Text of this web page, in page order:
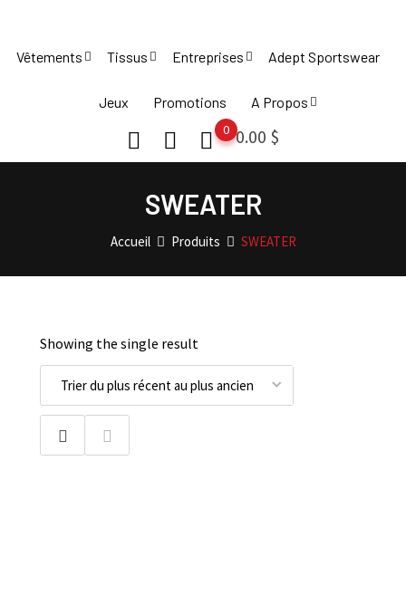
content
Vêtements Tissus Entreprises Adept Sportswear
Jeux Promotions A Propos
0.00 $
0
SWEATER
Accueil Produits SWEATER
Showing the single result